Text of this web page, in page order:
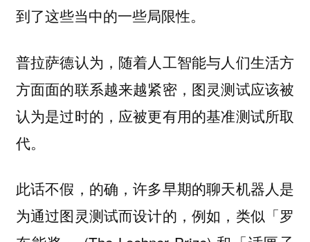
到了这些当中的一些局限性。
普拉萨德认为，随着人工智能与人们生活方
方面面的联系越来越紧密，图灵测试应该被
认为是过时的，应被更有用的基准测试所取
代。
此话不假，的确，许多早期的聊天机器人是
为通过图灵测试而设计的，例如，类似「罗